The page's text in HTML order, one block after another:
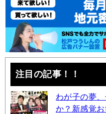
注目の記事！！
わが子の夢
か？新感覚